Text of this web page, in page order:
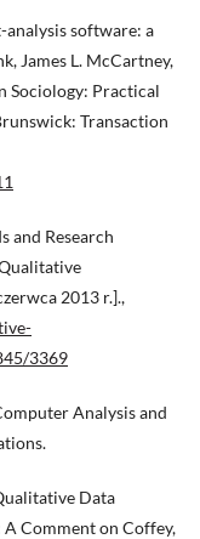
analysis software: a
James L. McCartney,
Sociology: Practical
Transaction
and Research
2013 r.].,
3369
Analysis and
Data
Comment on Coffey,